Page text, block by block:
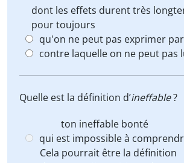
dont les effets durent très
pour toujours
qu'on ne peut pas exprimer
contre laquelle on ne peut pas
Quelle est la définition d’ineffable?
ton ineffable bonté
qui est impossible à
Cela pourrait être la définition